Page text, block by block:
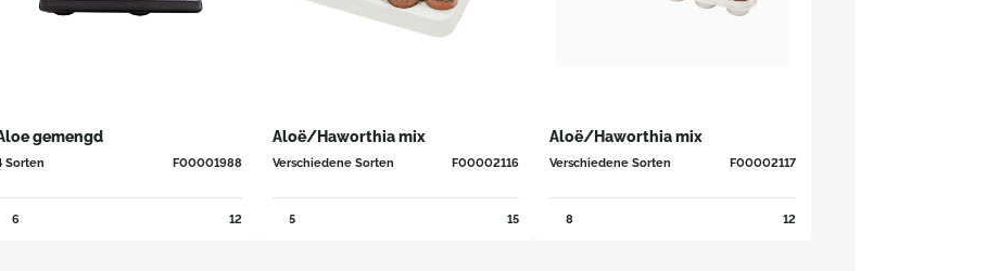
gemengd
Sorten F00001988
6 12
Aloë/Haworthia mix
Verschiedene Sorten F00002116
5 15
Aloë/Haworthia mix
Verschiedene Sorten F00002117
8 12